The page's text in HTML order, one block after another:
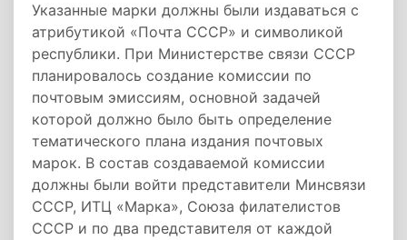
Указанные марки должны были издаваться с
атрибутикой «Почта СССР» и символикой
республики. При Министерстве связи СССР
планировалось создание комиссии по
почтовым эмиссиям, основной задачей
которой должно было быть определение
тематического плана издания почтовых
марок. В состав создаваемой комиссии
должны были войти представители Минсвязи
СССР, ИТЦ «Марка», Союза филателистов
СССР и по два представителя от каждой